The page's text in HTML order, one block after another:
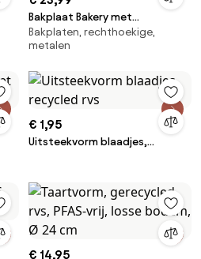
Bakplaat Bakery met
antiaanbaklaag
Bakplaten, rechthoekige,
metalen
€ 1,95
Uitsteekvorm blaadjes,
€ 14,95